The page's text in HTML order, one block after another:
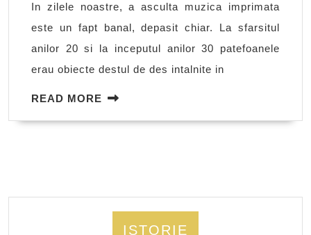
Jean
Cristian
Nello
In zilele noastre, a asculta muzica imprimata
este un fapt banal, depasit chiar. La sfarsitul
anilor 20 si la inceputul anilor 30 patefoanele
erau obiecte destul de des intalnite in
READ MORE READ
ISTORIE